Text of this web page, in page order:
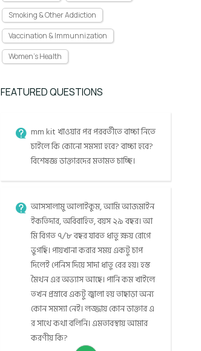
Smoking & Other Addiction
Vaccination & Immunnization
Women's Health
FEATURED QUESTIONS
mm kit খাওয়ার পর পরবর্তীতে বাচ্চা নিতে
চাইলে কি কোনো সমস্যা হবে? বাচ্চা হবে?
বিশেষজ্ঞ ডাক্তারদের মতামত চাচ্ছি।
আসসালামু আলাইকুম, আমি আজমাইন
ইকতিদার, অবিবাহিত, বয়স ২৯ বছর। আ
মি বিগত ৭/৮ বছর যাবত ধাতু ক্ষয় রোগে
ভুগছি। পায়খানা করার সময় একটু চাপ
দিলেই পেনিস দিয়ে সাদা ধাতু বের হয়। হস্ত
মৈথন এর অভ্যাস আছে। পানি কম খাইলে
তখন প্রস্রাবে একটু জ্বালা হয় তাছাড়া অন্য
কোন সমস্যা নেই। লজ্জায় কোন ডাক্তার এ
র সাথে কথা বলিনি। এমতাবস্থায় আমার
করণীয় কি?